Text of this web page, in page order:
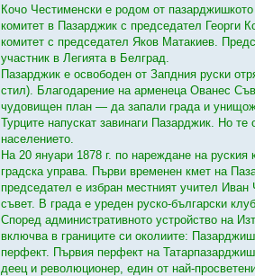
Кочо Честименски е родом от
комитет в Пазарджик с председател Георги
комитет с председател Яков Матакиев.
участник в Легията в Белград.
Пазарджик е освободен от Запдния руски
стил). Благодарение на арменеца Ованес
чудовищен план — да запали града и
Турците напускат завинаги Пазарджик. Но
населението.
На 20 януари 1878 г. по нареждане на
градска управа. Първи временен кмет на
председател е избран местният учител
съвет. В града е уреден руско-български
Според административното устройство на
включва в границите си околиите:
перфект. Първия перфект на
деец и революционер, един от най-